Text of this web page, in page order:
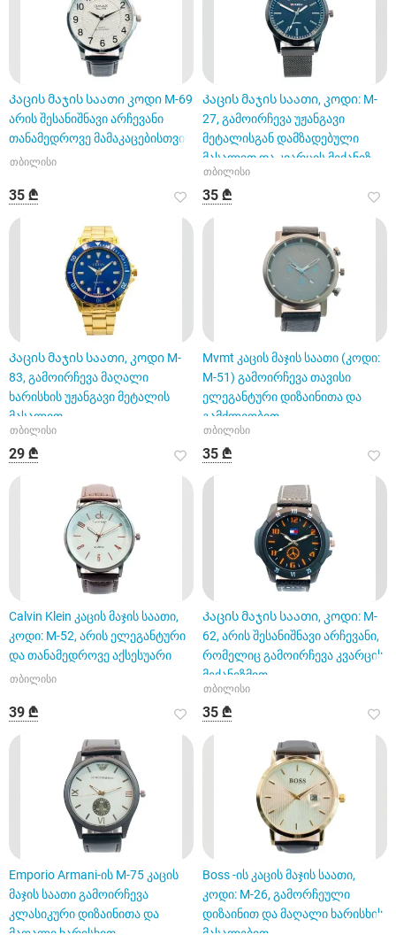
Კაცის მაჯის საათი კოდი M-69
არის შესანიშნავი არჩევანი
თანამედროვე მამაკაცებისთვის
თბილისი
35 ₾
Კაცის მაჯის საათი, კოდი: M-
27, გამოირჩევა უჟანგავი
მეტალისგან დამზადებული
მასალით და კვარცის მექანიზ
თბილისი
35 ₾
Კაცის მაჯის საათი, კოდი M-
83, გამოირჩევა მაღალი
ხარისხის უჟანგავი მეტალის
მასალით
თბილისი
29 ₾
Mvmt კაცის მაჯის საათი (კოდი:
M-51) გამოირჩევა თავისი
ელეგანტური დიზაინითა და
გამძლეობით.
თბილისი
35 ₾
Calvin Klein კაცის მაჯის საათი,
კოდი: M-52, არის ელეგანტური
და თანამედროვე აქსესუარი
თბილისი
39 ₾
Კაცის მაჯის საათი, კოდი: M-
62, არის შესანიშნავი არჩევანი,
რომელიც გამოირჩევა კვარცის
მექანიზმით
თბილისი
35 ₾
Emporio Armani-ის M-75 კაცის
მაჯის საათი გამოირჩევა
კლასიკური დიზაინითა და
Boss -ის კაცის მაჯის საათი,
კოდი: M-26, გამორჩეული
დიზაინით და მაღალი ხარისხის